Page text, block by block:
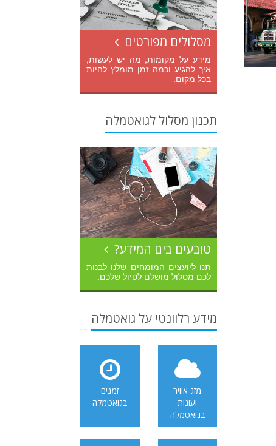
מסלולים מפורטים
מידע על מקומות, מה יש לעשות,
איך להגיע וכמה זמן מומלץ להיות
בכל מקום.
תכנון מסלול לגואטמלה
טובעים בים המידע?
תנו ליועצים המומחים שלנו לבנות
לכם מסלול מושלם לטיול שלכם.
מידע רלוונטי על גואטמלה
מזג אוויר
ועונות
בגואטמלה
זמנים
בגואטמלה